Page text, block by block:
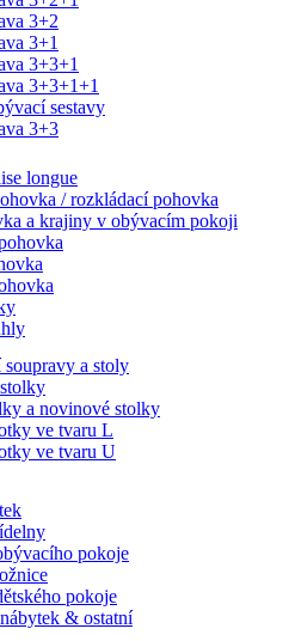
3+2
3+1
3+3+1
3+3+1+1
sestavy
3+3
longue
/ rozkládací pohovka
a krajiny v obývacím pokoji
soupravy a stoly
a novinové stolky
ve tvaru L
ve tvaru U
pokoje
pokoje
& ostatní